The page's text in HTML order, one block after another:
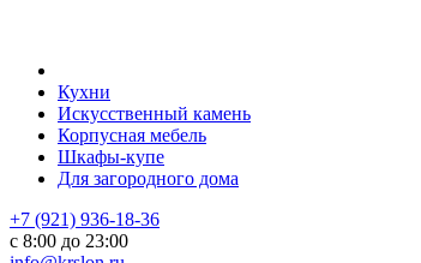
Кухни
Искусственный камень
Корпусная мебель
Шкафы-купе
Для загородного дома
+7 (921) 936-18-36
с 8:00 до 23:00